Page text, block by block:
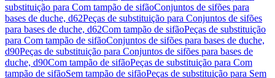
substituição para Com tampão de sifãoConjuntos de sifões para
bases de duche, d62Peças de substituição para Conjuntos de sifões
para bases de duche, d62Com tampão de sifãoPeças de substituição
para Com tampão de sifãoConjuntos de sifões para bases de duche,
d90Peças de substituição para Conjuntos de sifões para bases de
duche, d90Com tampão de sifãoPeças de substituição para Com
tampão de sifãoSem tampão de sifãoPeças de substituição para Sem